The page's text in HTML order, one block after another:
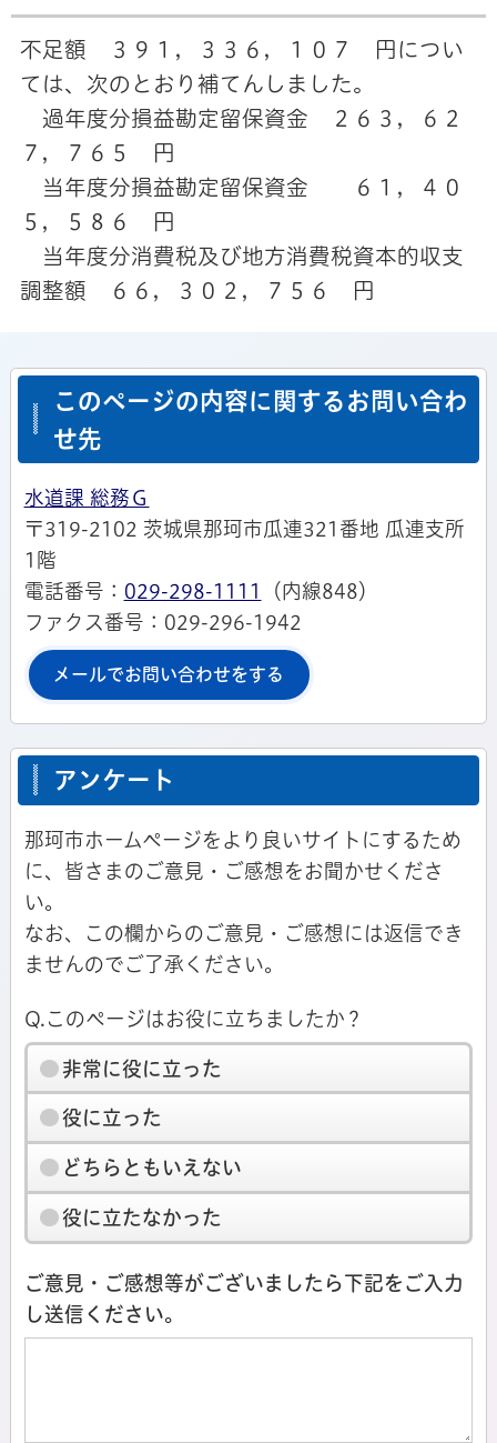
不足額 ３９１，３３６，１０７ 円につい
ては、次のとおり補てんしました。
過年度分損益勘定留保資金 ２６３，６２
７，７６５ 円
当年度分損益勘定留保資金 ６１，４０
５，５８６ 円
当年度分消費税及び地方消費税資本的収支
調整額 ６６，３０２，７５６ 円
このページの内容に関するお問い合わ
せ先
水道課 総務Ｇ
〒319-2102 茨城県那珂市瓜連321番地 瓜連支所
1階
電話番号： 029-298-1111
（内線848）
ファクス番号：029-296-1942
メールでお問い合わせをする
アンケート
那珂市ホームページをより良いサイトにするため
に、皆さまのご意見・ご感想をお聞かせくださ
い。
なお、この欄からのご意見・ご感想には返信でき
ませんのでご了承ください。
Q.このページはお役に立ちましたか？
非常に役に立った
役に立った
どちらともいえない
役に立たなかった
ご意見・ご感想等がございましたら下記をご入力
し送信ください。